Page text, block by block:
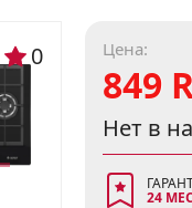
0 Цена:
849
Нет в
24